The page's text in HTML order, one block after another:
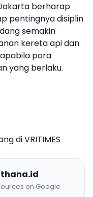
Jakarta berharap
pentingnya disiplin
semakin
kereta api dan
para
yang berlaku.
diVRITIMES
on Google